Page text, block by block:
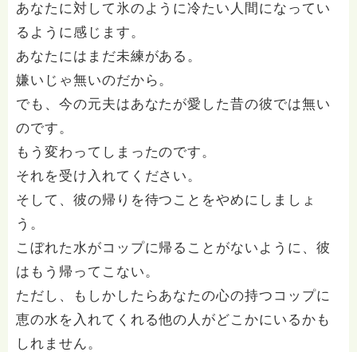
あなたに対して氷のように冷たい人間になってい
るように感じます。
あなたにはまだ未練がある。
嫌いじゃ無いのだから。
でも、今の元夫はあなたが愛した昔の彼では無い
のです。
もう変わってしまったのです。
それを受け入れてください。
そして、彼の帰りを待つことをやめにしましょ
う。
こぼれた水がコップに帰ることがないように、彼
はもう帰ってこない。
ただし、もしかしたらあなたの心の持つコップに
恵の水を入れてくれる他の人がどこかにいるかも
しれません。